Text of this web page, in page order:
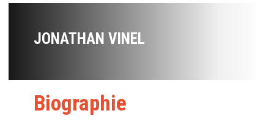
JONATHAN VINEL
Biographie